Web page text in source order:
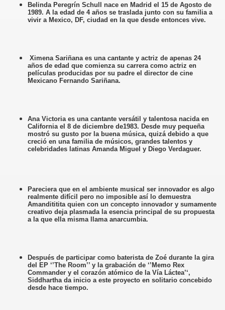
Belinda Peregrín Schull nace en Madrid el 15 de Agosto de
1989. A la edad de 4 años se traslada junto con su familia a
vivir a Mexico, DF, ciudad en la que desde entonces vive.
Ximena Sariñana es una cantante y actriz de apenas 24
años de edad que comienza su carrera como actriz en
películas producidas por su padre el director de cine
Mexicano Fernando Sariñana.
Ana Victoria es una cantante versátil y talentosa nacida en
California el 8 de diciembre de1983. Desde muy pequeña
mostró su gusto por la buena música, quizá debido a que
creció en una familia de músicos, grandes talentos y
celebridades latinas Amanda Miguel y Diego Verdaguer.
Pareciera que en el ambiente musical ser innovador es algo
realmente difícil pero no imposible así lo demuestra
Amandititita quien con un concepto innovador y sumamente
creativo deja plasmada la esencia principal de su propuesta
a la que ella misma llama anarcumbia.
Después de participar como baterista de Zoé durante la gira
del EP ‘’The Room’’ y la grabación de ‘’Memo Rex
Commander y el corazón atómico de la Vía Láctea’‘,
Siddhartha da inicio a este proyecto en solitario concebido
desde hace tiempo.